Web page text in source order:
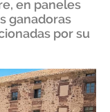
en paneles
ganadoras
por su